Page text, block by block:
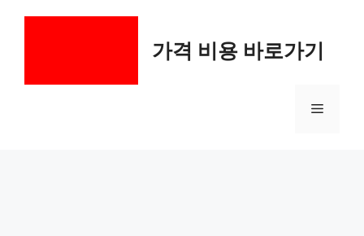
가격 비용 바로가기
메